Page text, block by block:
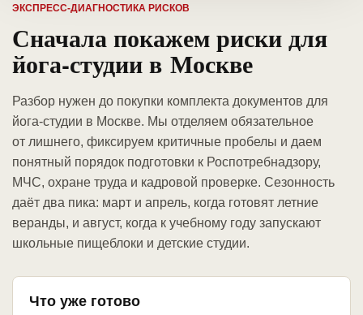
ЭКСПРЕСС-ДИАГНОСТИКА РИСКОВ
Сначала покажем риски для
йога-студии в Москве
Разбор нужен до покупки комплекта документов для
йога-студии в Москве. Мы отделяем обязательное
от лишнего, фиксируем критичные пробелы и даем
понятный порядок подготовки к Роспотребнадзору,
МЧС, охране труда и кадровой проверке. Сезонность
даёт два пика: март и апрель, когда готовят летние
веранды, и август, когда к учебному году запускают
школьные пищеблоки и детские студии.
Что уже готово